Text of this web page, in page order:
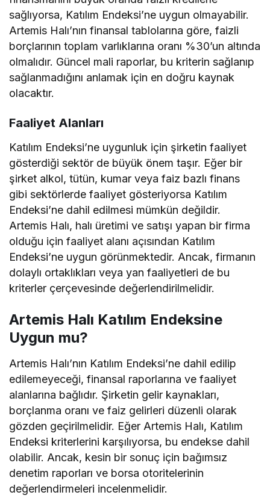
sağlıyorsa, Katılım Endeksi’ne uygun olmayabilir.
Artemis Halı’nın finansal tablolarına göre, faizli
borçlarının toplam varlıklarına oranı %30’un altında
olmalıdır. Güncel mali raporlar, bu kriterin sağlanıp
sağlanmadığını anlamak için en doğru kaynak
olacaktır.
Faaliyet Alanları
Katılım Endeksi’ne uygunluk için şirketin faaliyet
gösterdiği sektör de büyük önem taşır. Eğer bir
şirket alkol, tütün, kumar veya faiz bazlı finans
gibi sektörlerde faaliyet gösteriyorsa Katılım
Endeksi’ne dahil edilmesi mümkün değildir.
Artemis Halı, halı üretimi ve satışı yapan bir firma
olduğu için faaliyet alanı açısından Katılım
Endeksi’ne uygun görünmektedir. Ancak, firmanın
dolaylı ortaklıkları veya yan faaliyetleri de bu
kriterler çerçevesinde değerlendirilmelidir.
Artemis Halı Katılım Endeksine
Uygun mu?
Artemis Halı’nın Katılım Endeksi’ne dahil edilip
edilemeyeceği, finansal raporlarına ve faaliyet
alanlarına bağlıdır. Şirketin gelir kaynakları,
borçlanma oranı ve faiz gelirleri düzenli olarak
gözden geçirilmelidir. Eğer Artemis Halı, Katılım
Endeksi kriterlerini karşılıyorsa, bu endekse dahil
olabilir. Ancak, kesin bir sonuç için bağımsız
denetim raporları ve borsa otoritelerinin
değerlendirmeleri incelenmelidir.